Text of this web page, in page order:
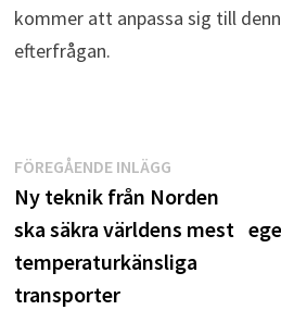
kommer att anpassa sig till
efterfrågan.
Inläggsnavigering
FÖREGÅENDE INLÄGGFöregående
inlägg:
Ny teknik från Norden
ska säkra världens mest
temperaturkänsliga
transporter